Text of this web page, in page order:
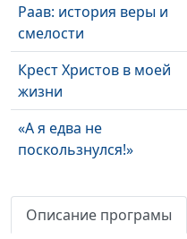
Раав: история веры и
смелости
Крест Христов в моей
жизни
«А я едва не
поскользнулся!»
Место обитания Бога
Описание програмы